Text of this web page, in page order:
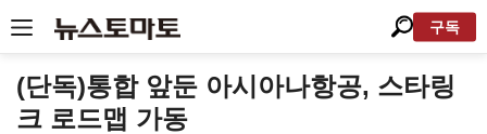
구독
(단독)통합 앞둔 아시아나항공, 스타링
크 로드맵 가동